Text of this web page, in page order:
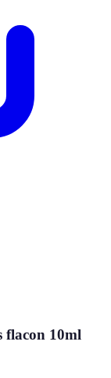
flacon 10ml